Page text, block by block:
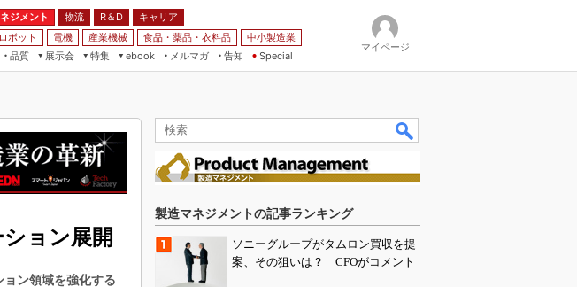
ジメント 物流 R＆D
キャリア
ロボット 電機 産業機械 食品・薬品・衣料品
中小製造業
品質
展示会
グ
特集
ebook
ント
メルマガ
告知 Special
マイページ
ョン展開
ン領域を強化する
製造マネジメントの記事ランキング
ソニーグループがタムロン買収を提
案、その狙いは？ CFOがコメント